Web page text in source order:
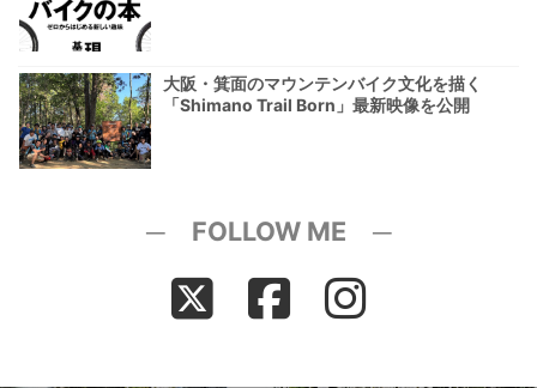
大阪・箕面のマウンテンバイク文化を描く
「Shimano Trail Born」最新映像を公開
─ FOLLOW ME ─